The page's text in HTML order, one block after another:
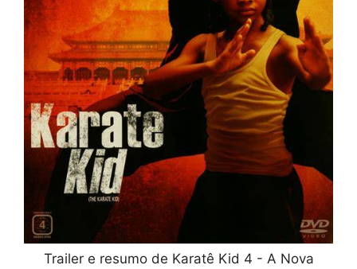
Trailer e resumo de Karatê Kid 4 - A Nova